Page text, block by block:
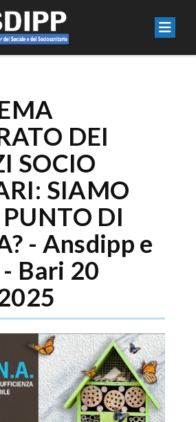
DEI
SOCIO
SIAMO
DI
- Ansdipp e
Bari 20